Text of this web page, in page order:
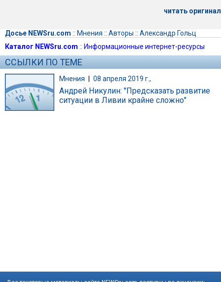
читать оригинал
Досье NEWSru.com :: Мнения :: Авторы :: Александр Гольц
Каталог NEWSru.com :: Информационные интернет-ресурсы
ССЫЛКИ ПО ТЕМЕ
Мнения | 08 апреля 2019 г.,
Андрей Никулин: "Предсказать развитие
ситуации в Ливии крайне сложно"